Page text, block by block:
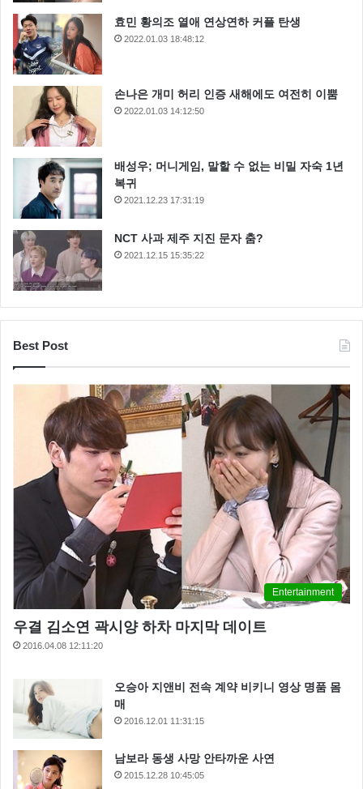
효민 황의조 열애 연상연하 커플 탄생
2022.01.03 18:48:12
손나은 개미 허리 인증 새해에도 여전히 이뿜
2022.01.03 14:12:50
배성우; 머니게임, 말할 수 없는 비밀 자숙 1년
복귀
2021.12.23 17:31:19
NCT 사과 제주 지진 문자 춤?
2021.12.15 15:35:22
Best Post
Entertainment
우결 김소연 곽시양 하차 마지막 데이트
2016.04.08 12:11:20
오승아 지앤비 전속 계약 비키니 영상 명품 몸
매
2016.12.01 11:31:15
남보라 동생 사망 안타까운 사연
2015.12.28 10:45:05